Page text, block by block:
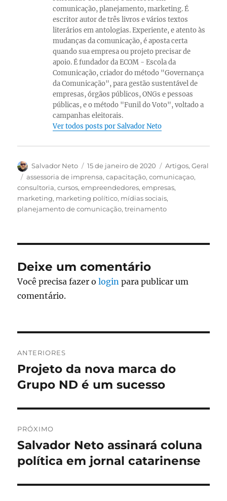
comunicação, planejamento, marketing. É
escritor autor de três livros e vários textos
literários em antologias. Experiente, e atento às
mudanças da comunicação, é aposta certa
quando sua empresa ou projeto precisar de
apoio. É fundador da ECOM - Escola da
Comunicação, criador do método "Governança
da Comunicação", para gestão sustentável de
empresas, órgãos públicos, ONGs e pessoas
públicas, e o método "Funil do Voto", voltado a
campanhas eleitorais.
Ver todos posts por Salvador Neto
Autor
Salvador Neto
Publicado
em
15 de janeiro de 2020 Categorias
Artigos,Geral
Tags
assessoria de imprensa,capacitação,comunicaçao,
consultoria,cursos,empreendedores,empresas,
marketing, marketing político, mídias sociais,
planejamento de comunicação,treinamento
Deixe um comentário
Você precisa fazer ologin para publicar um
comentário.
de
Post
ANTERIORES
Post
anterior:
Projeto da nova marca do
Grupo ND é um sucesso
PRÓXIMO
Próximo
post:
Salvador Neto assinará coluna
política em jornal catarinense